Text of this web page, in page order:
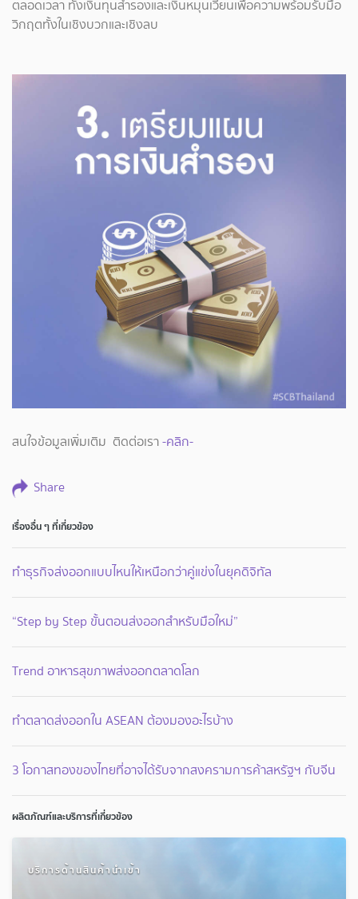
ตลอดเวลา ทั้งเงินทุนสำรองและเงินหมุนเวียนเพื่อความพร้อมรับมือ
วิกฤตทั้งในเชิงบวกและเชิงลบ
สนใจข้อมูลเพิ่มเติม ติดต่อเรา-คลิก-
Share
เรื่องอื่น ๆ ที่เกี่ยวข้อง
ทำธุรกิจส่งออกแบบไหนให้เหนือกว่าคู่แข่งในยุคดิจิทัล
“Step by Step ขั้นตอนส่งออกสำหรับมือใหม่”
Trend อาหารสุขภาพส่งออกตลาดโลก
ทำตลาดส่งออกใน ASEAN ต้องมองอะไรบ้าง
3 โอกาสทองของไทยที่อาจได้รับจากสงครามการค้าสหรัฐฯ กับจีน
ผลิตภัณฑ์และบริการที่เกี่ยวข้อง
บริการด้านสินค้านำเข้า